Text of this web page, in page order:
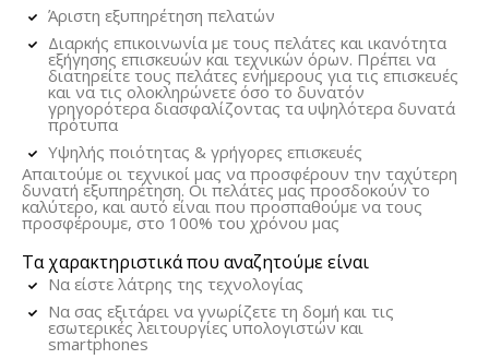
Άριστη εξυπηρέτηση πελατών
Διαρκής επικοινωνία με τους πελάτες και ικανότητα
εξήγησης επισκευών και τεχνικών όρων. Πρέπει να
διατηρείτε τους πελάτες ενήμερους για τις επισκευές
και να τις ολοκληρώνετε όσο το δυνατόν
γρηγορότερα διασφαλίζοντας τα υψηλότερα δυνατά
πρότυπα
Υψηλής ποιότητας & γρήγορες επισκευές
Απαιτούμε οι τεχνικοί μας να προσφέρουν την ταχύτερη
δυνατή εξυπηρέτηση. Οι πελάτες μας προσδοκούν το
καλύτερο, και αυτό είναι που προσπαθούμε να τους
προσφέρουμε, στο 100% του χρόνου μας
Τα χαρακτηριστικά που αναζητούμε είναι
Να είστε λάτρης της τεχνολογίας
Να σας εξιτάρει να γνωρίζετε τη δομή και τις
εσωτερικές λειτουργίες υπολογιστών και
smartphones